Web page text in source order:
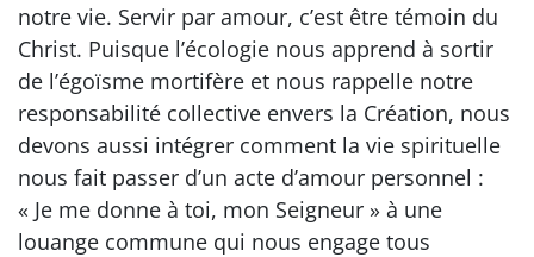
notre vie. Servir par amour, c’est être témoin du
Christ. Puisque l’écologie nous apprend à sortir
de l’égoïsme mortifère et nous rappelle notre
responsabilité collective envers la Création, nous
devons aussi intégrer comment la vie spirituelle
nous fait passer d’un acte d’amour personnel :
« Je me donne à toi, mon Seigneur » à une
louange commune qui nous engage tous